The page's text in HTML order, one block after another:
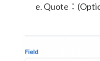
e. Quote：